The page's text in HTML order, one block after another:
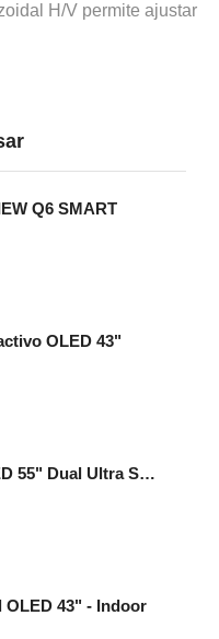
H/V permite ajustar
Q6 SMART
OLED 43"
Pendón Aéreo OLED 55" Dual Ultra Slim - Indoor
OLED 43" - Indoor